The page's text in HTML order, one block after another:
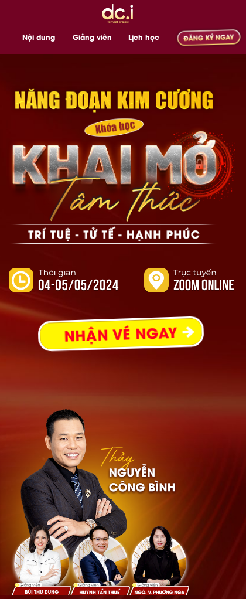
Nội dung Giảng viên Lịch học
NHẬN VÉ NGAY